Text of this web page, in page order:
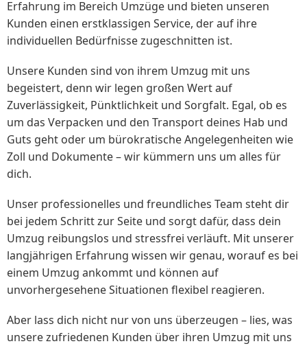
Erfahrung im Bereich Umzüge und bieten unseren
Kunden einen erstklassigen Service, der auf ihre
individuellen Bedürfnisse zugeschnitten ist.
Unsere Kunden sind von ihrem Umzug mit uns
begeistert, denn wir legen großen Wert auf
Zuverlässigkeit, Pünktlichkeit und Sorgfalt. Egal, ob es
um das Verpacken und den Transport deines Hab und
Guts geht oder um bürokratische Angelegenheiten wie
Zoll und Dokumente – wir kümmern uns um alles für
dich.
Unser professionelles und freundliches Team steht dir
bei jedem Schritt zur Seite und sorgt dafür, dass dein
Umzug reibungslos und stressfrei verläuft. Mit unserer
langjährigen Erfahrung wissen wir genau, worauf es bei
einem Umzug ankommt und können auf
unvorhergesehene Situationen flexibel reagieren.
Aber lass dich nicht nur von uns überzeugen – lies, was
unsere zufriedenen Kunden über ihren Umzug mit uns